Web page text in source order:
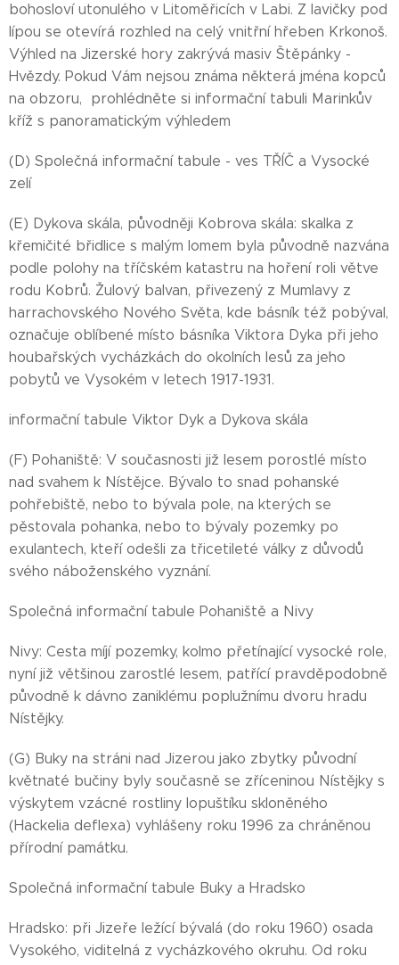
bohosloví utonulého v Litoměřicích v Labi. Z lavičky pod
lípou se otevírá rozhled na celý vnitřní hřeben Krkonoš.
Výhled na Jizerské hory zakrývá masiv Štěpánky -
Hvězdy. Pokud Vám nejsou známa některá jména kopců
na obzoru, prohlédněte si informační tabuli Marinkův
kříž s panoramatickým výhledem
(D) Společná informační tabule - ves TŘÍČ a Vysocké
zelí
(E) Dykova skála, původněji Kobrova skála: skalka z
křemičité břidlice s malým lomem byla původně nazvána
podle polohy na tříčském katastru na hoření roli větve
rodu Kobrů. Žulový balvan, přivezený z Mumlavy z
harrachovského Nového Světa, kde básník též pobýval,
označuje oblíbené místo básníka Viktora Dyka při jeho
houbařských vycházkách do okolních lesů za jeho
pobytů ve Vysokém v letech 1917-1931.
informační tabule Viktor Dyk a Dykova skála
(F) Pohaniště: V současnosti již lesem porostlé místo
nad svahem k Nístějce. Bývalo to snad pohanské
pohřebiště, nebo to bývala pole, na kterých se
pěstovala pohanka, nebo to bývaly pozemky po
exulantech, kteří odešli za třicetileté války z důvodů
svého náboženského vyznání.
Společná informační tabule Pohaniště a Nivy
Nivy: Cesta míjí pozemky, kolmo přetínající vysocké role,
nyní již většinou zarostlé lesem, patřící pravděpodobně
původně k dávno zaniklému poplužnímu dvoru hradu
Nístějky.
(G) Buky na stráni nad Jizerou jako zbytky původní
květnaté bučiny byly současně se zříceninou Nístějky s
výskytem vzácné rostliny lopuštíku skloněného
(Hackelia deflexa) vyhlášeny roku 1996 za chráněnou
přírodní památku.
Společná informační tabule Buky a Hradsko
Hradsko: při Jizeře ležící bývalá (do roku 1960) osada
Vysokého, viditelná z vycházkového okruhu. Od roku